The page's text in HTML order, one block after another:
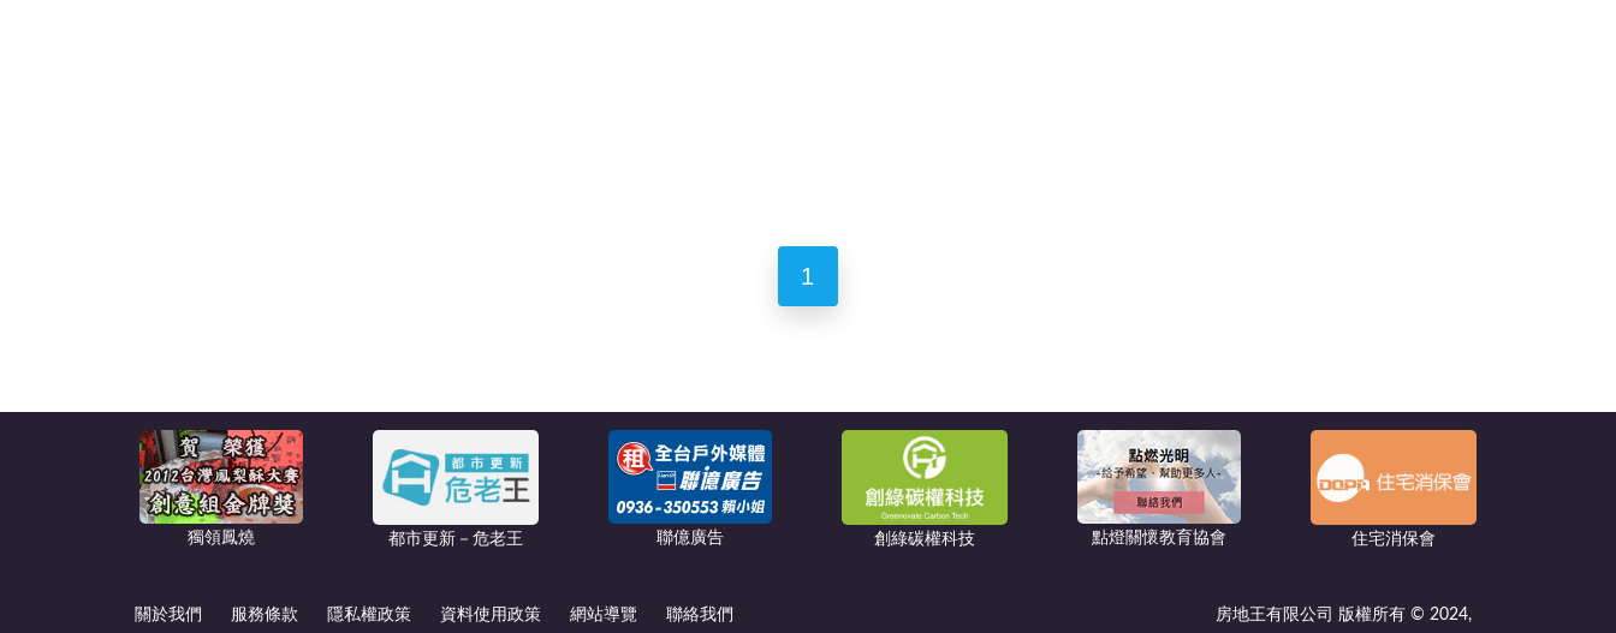
1
獨領鳳燒 都市更新－危老王 聯億廣告 創綠碳權科技 點燈關懷教育協會 住宅消保會
關於我們 服務條款 隱私權政策 資料使用政策 網站導覽 聯絡我們 房地王有限公司 版權所有 © 2024,